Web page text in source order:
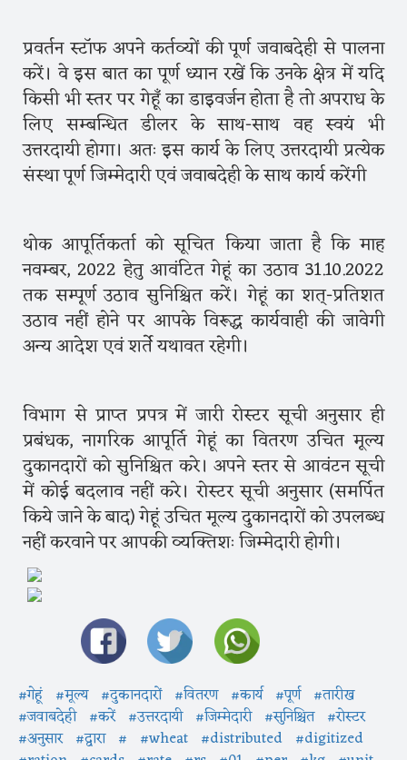
प्रवर्तन स्टॉफ अपने कर्तव्यों की पूर्ण जवाबदेही से पालना
करें। वे इस बात का पूर्ण ध्यान रखें कि उनके क्षेत्र में यदि
किसी भी स्तर पर गेहूँ का डाइवर्जन होता है तो अपराध के
लिए सम्बन्धित डीलर के साथ-साथ वह स्वयं भी
उत्तरदायी होगा। अतः इस कार्य के लिए उत्तरदायी प्रत्येक
संस्था पूर्ण जिम्मेदारी एवं जवाबदेही के साथ कार्य करेंगी
थोक आपूर्तिकर्ता को सूचित किया जाता है कि माह
नवम्बर, 2022 हेतु आवंटित गेहूं का उठाव 31.10.2022
तक सम्पूर्ण उठाव सुनिश्चित करें। गेहूं का शत्-प्रतिशत
उठाव नहीं होने पर आपके विरूद्ध कार्यवाही की जावेगी
अन्य आदेश एवं शर्ते यथावत रहेगी।
विभाग से प्राप्त प्रपत्र में जारी रोस्टर सूची अनुसार ही
प्रबंधक, नागरिक आपूर्ति गेहूं का वितरण उचित मूल्य
दुकानदारों को सुनिश्चित करे। अपने स्तर से आवंटन सूची
में कोई बदलाव नहीं करे। रोस्टर सूची अनुसार (समर्पित
किये जाने के बाद) गेहूं उचित मूल्य दुकानदारों को उपलब्ध
नहीं करवाने पर आपकी व्यक्तिशः जिम्मेदारी होगी।
#गेहूं #मूल्य #दुकानदारों #वितरण #कार्य #पूर्ण #तारीख
#जवाबदेही #करें #उत्तरदायी #जिम्मेदारी #सुनिश्चित #रोस्टर
#अनुसार #द्वारा # #wheat #distributed #digitized